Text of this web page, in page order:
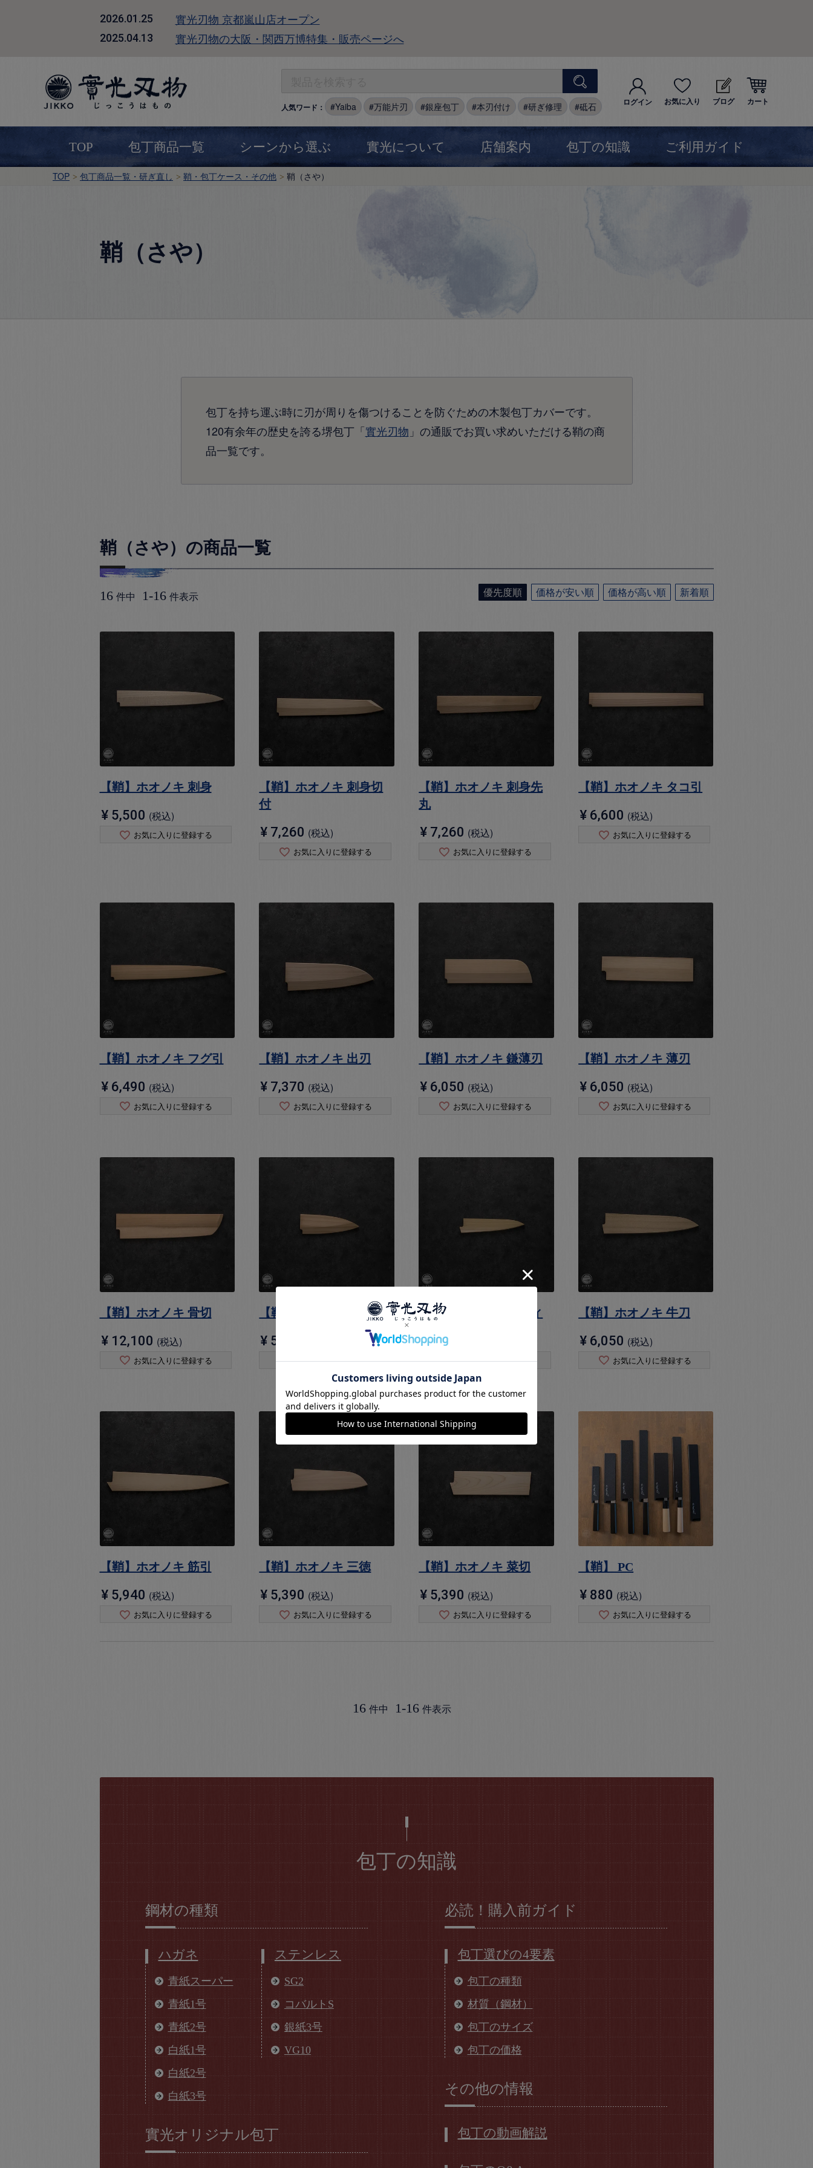
2026.01.25 實光刃物 京都嵐山店オープン
2025.04.13 實光刃物の大阪・関西万博特集・販売ページへ
人気ワード： Yaiba 万能片刃 銀座包丁 本刃付け 研ぎ修理 砥石 ログイン お気に入り ブログ カート
TOP 包丁商品一覧 シーンから選ぶ 實光について 店舗案内 包丁の知識 ご利用ガイド
TOP 包丁商品一覧・研ぎ直し 鞘・包丁ケース・その他 鞘（さや）
鞘（さや）
包丁を持ち運ぶ時に刃が周りを傷つけることを防ぐための木製包丁カバーです。
120有余年の歴史を誇る堺包丁「實光刃物 」の通販でお買い求めいただける鞘の商
品一覧です。
鞘（さや）の商品一覧
優先度順 価格が安い順 価格が高い順 新着順
16 件中 1-16 件表示
【鞘】ホオノキ 刺身
¥ 5,500 税込
お気に入りに登録する
【鞘】ホオノキ 刺身切
付
¥ 7,260 税込
お気に入りに登録する
【鞘】ホオノキ 刺身先
丸
¥ 7,260 税込
お気に入りに登録する
【鞘】ホオノキ タコ引
¥ 6,600 税込
お気に入りに登録する
【鞘】ホオノキ フグ引
¥ 6,490 税込
お気に入りに登録する
【鞘】ホオノキ 出刃
¥ 7,370 税込
お気に入りに登録する
【鞘】ホオノキ 鎌薄刃
¥ 6,050 税込
お気に入りに登録する
【鞘】ホオノキ 薄刃
¥ 6,050 税込
お気に入りに登録する
【鞘】ホオノキ 骨切
¥ 12,100 税込
お気に入りに登録する
【鞘】ホオノキ アジ切
¥ 5,940
お気に入りに登録する
【鞘】ホオノキ ペティ
¥ 3,630
お気に入りに登録する
【鞘】ホオノキ 牛刀
¥ 6,050 税込
お気に入りに登録する
【鞘】ホオノキ 筋引
¥ 5,940 税込
お気に入りに登録する
【鞘】ホオノキ 三徳
¥ 5,390 税込
お気に入りに登録する
【鞘】ホオノキ 菜切
¥ 5,390 税込
お気に入りに登録する
【鞘】 PC
¥ 880 税込
お気に入りに登録する
16 件中 1-16 件表示
包丁の知識
鋼材の種類
ハガネ
青紙スーパー
青紙1号
青紙2号
白紙1号
白紙2号
白紙3号
ステンレス
SG2
コバルトS
銀紙3号
VG10
實光オリジナル包丁
必読！購入前ガイド
包丁選びの4要素
包丁の種類
材質（鋼材）
包丁のサイズ
包丁の価格
その他の情報
包丁の動画解説